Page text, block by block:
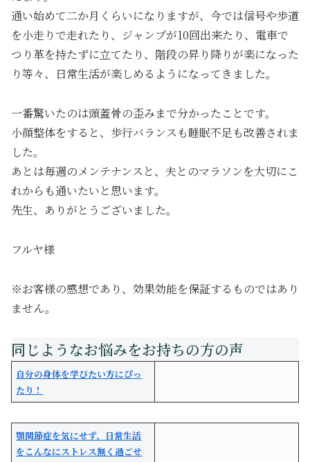
通い始めて二か月くらいになりますが、今では信号や歩道
を小走りで走れたり、ジャンプが10回出来たり、電車で
つり革を持たずに立てたり、階段の昇り降りが楽になった
り等々、日常生活が楽しめるようになってきました。
一番驚いたのは頭蓋骨の歪みまで分かったことです。
小顔整体をすると、歩行バランスも睡眠不足も改善されま
した。
あとは毎週のメンテナンスと、夫とのマラソンを大切にこ
れからも通いたいと思います。
先生、ありがとうございました。
フルヤ様
※お客様の感想であり、効果効能を保証するものではあり
ません。
自分の身体を学びたい方にぴっ
たり！
顎関節症を気にせず、日常生活
をこんなにストレス無く過ごせ